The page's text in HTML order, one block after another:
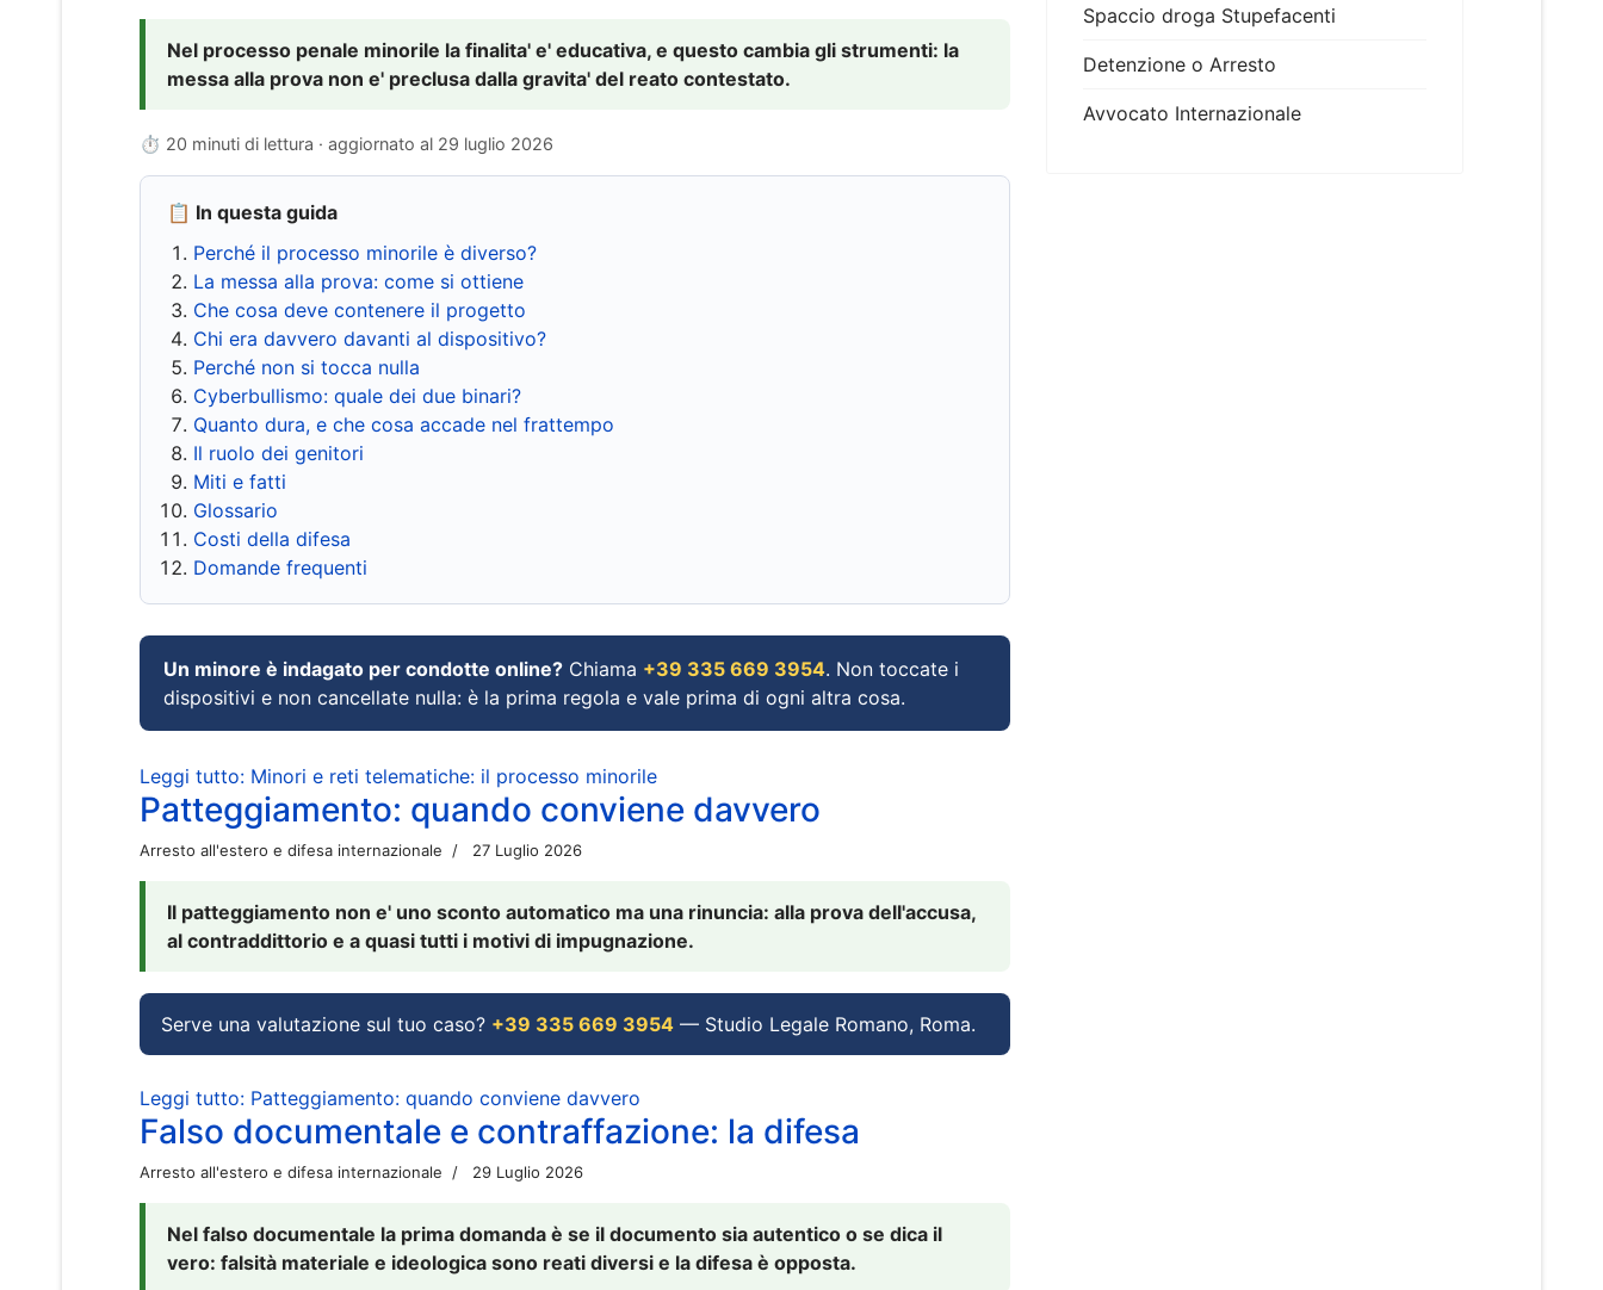
Nel processo penale minorile la finalita' e' educativa, e questo cambia gli strumenti: la
messa alla prova non e' preclusa dalla gravita' del reato contestato.
⏱ 20 minuti di lettura · aggiornato al 29 luglio 2026
📋 In questa guida
Perché il processo minorile è diverso?
La messa alla prova: come si ottiene
Che cosa deve contenere il progetto
Chi era davvero davanti al dispositivo?
Perché non si tocca nulla
Cyberbullismo: quale dei due binari?
Quanto dura, e che cosa accade nel frattempo
Il ruolo dei genitori
Miti e fatti
Glossario
Costi della difesa
Domande frequenti
Un minore è indagato per condotte online? Chiama +39 335 669 3954. Non toccate i
dispositivi e non cancellate nulla: è la prima regola e vale prima di ogni altra cosa.
Leggi tutto: Minori e reti telematiche: il processo minorile
Patteggiamento: quando conviene davvero
Arresto all'estero e difesa internazionale 27 Luglio 2026
Il patteggiamento non e' uno sconto automatico ma una rinuncia: alla prova dell'accusa,
al contraddittorio e a quasi tutti i motivi di impugnazione.
Serve una valutazione sul tuo caso? +39 335 669 3954 — Studio Legale Romano, Roma.
Leggi tutto: Patteggiamento: quando conviene davvero
Falso documentale e contraffazione: la difesa
Arresto all'estero e difesa internazionale 29 Luglio 2026
Nel falso documentale la prima domanda è se il documento sia autentico o se dica il
vero: falsità materiale e ideologica sono reati diversi e la difesa è opposta.
Spaccio droga Stupefacenti
Detenzione o Arresto
Avvocato Internazionale